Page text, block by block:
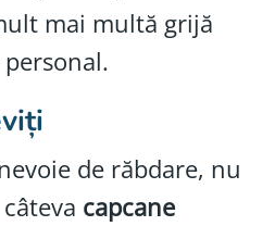
mai multă grijă
de răbdare, nu
capcane